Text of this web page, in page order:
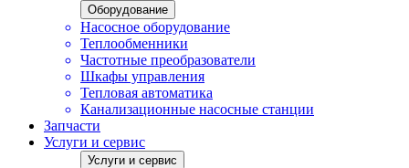
Оборудование
Насосное оборудование
Теплообменники
Частотные преобразователи
Шкафы управления
Тепловая автоматика
Канализационные насосные станции
Запчасти
Услуги и сервис
Услуги и сервис